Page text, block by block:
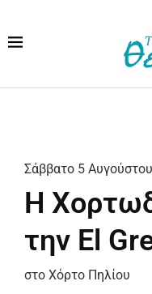
Σάββατο 5 Αυγούστου
Η
την El
στο Χόρτο Πηλίου